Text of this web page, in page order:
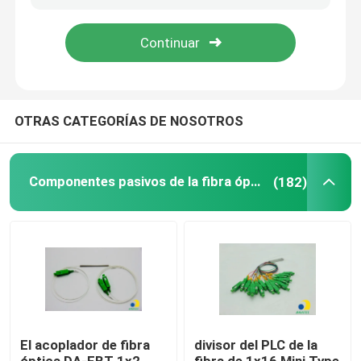
Sobre nosotros
Noticias
Casos
Pida una cita
OTRAS CATEGORÍAS DE NOSOTROS
Componentes pasivos de la fibra óptica (182)
El acoplador de fibra
divisor del PLC de la